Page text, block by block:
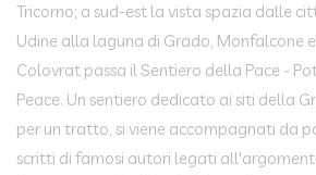
Tricorno; a sud-est la vista spazia dalle
Udine alla laguna di Grado, Monfalcone
Colovrat passa il Sentiero della Pace -
Peace. Un sentiero dedicato ai siti della
per un tratto, si viene accompagnati da
scritti di famosi autori legati